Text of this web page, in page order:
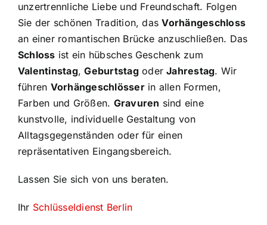
unzertrennliche Liebe und Freundschaft. Folgen
Sie der schönen Tradition, dasVorhängeschloss
an einer romantischen Brücke anzuschließen. Das
Schloss ist ein hübsches Geschenk zum
Valentinstag,GeburtstagoderJahrestag. Wir
führen Vorhängeschlösserin allen Formen,
Farben und Größen. Gravuren sind eine
kunstvolle, individuelle Gestaltung von
Alltagsgegenständen oder für einen
repräsentativen Eingangsbereich.
Lassen Sie sich von uns beraten.
Ihr Schlüsseldienst Berlin